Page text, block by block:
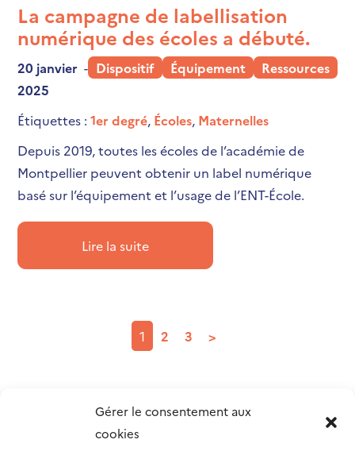
Gérer le consentement aux
cookies
La campagne de labellisation
numérique des écoles a débuté.
20 janvier
2025
- Dispositif Équipement Ressources
Étiquettes :1er degré, Écoles, Maternelles
Depuis 2019, toutes les écoles de l’académie de
Montpellier peuvent obtenir un label numérique
basé sur l’équipement et l’usage de l’ENT-École.
Lire la suite
1 2 3 >